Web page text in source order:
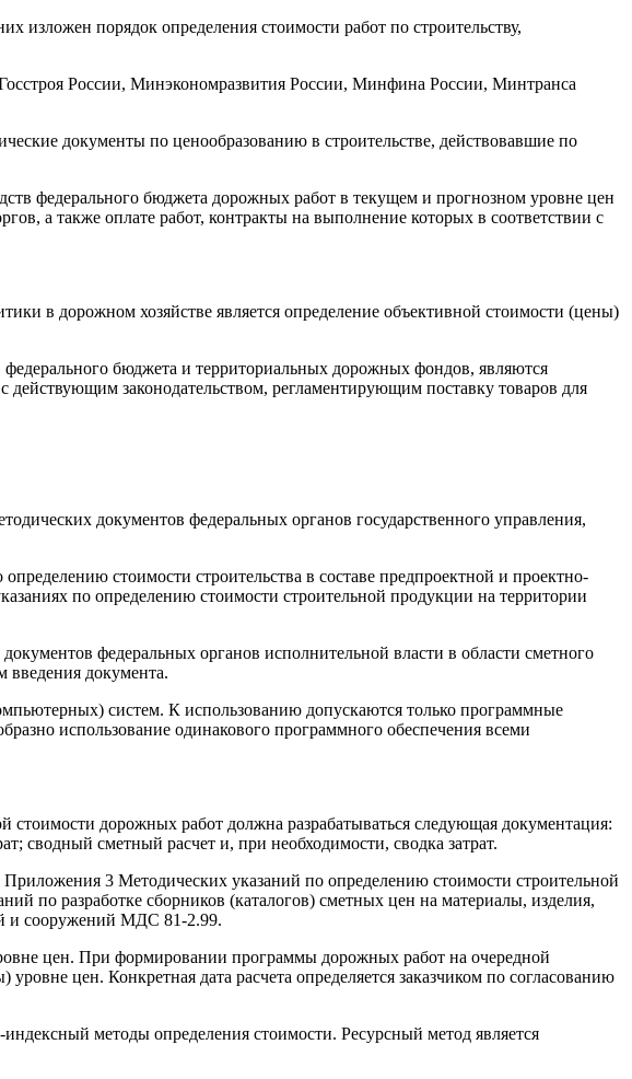
порядок определения стоимости работ по строительству,
России, Минэкономразвития России, Минфина России, Минтранса
документы по ценообразованию в строительстве, действовавшие по
федерального бюджета дорожных работ в текущем и прогнозном уровне цен
а также оплате работ, контракты на выполнение которых в соответствии с
в дорожном хозяйстве является определение объективной стоимости (цены)
бюджета и территориальных дорожных фондов, являются
законодательством, регламентирующим поставку товаров для
документов федеральных органов государственного управления,
стоимости строительства в составе предпроектной и проектно-
по определению стоимости строительной продукции на территории
федеральных органов исполнительной власти в области сметного
документа.
систем. К использованию допускаются только программные
использование одинакового программного обеспечения всеми
дорожных работ должна разрабатываться следующая документация:
сводный сметный расчет и, при необходимости, сводка затрат.
3 Методических указаний по определению стоимости строительной
по разработке сборников (каталогов) сметных цен на материалы, изделия,
и сооружений МДС 81-2.99.
цен. При формировании программы дорожных работ на очередной
цен. Конкретная дата расчета определяется заказчиком по согласованию
методы определения стоимости. Ресурсный метод является